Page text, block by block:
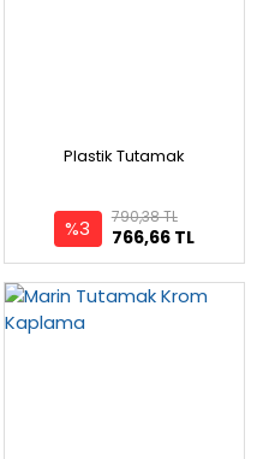
Plastik Tutamak
%3 766,66 TL
790,38 TL